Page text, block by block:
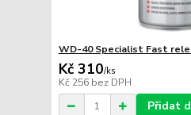
WD-40 Specialist Fast
Kč 310/ks
Kč 256 bez DPH
Přidat